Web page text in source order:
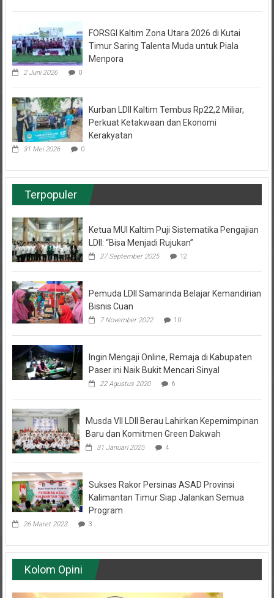
Timur Saring Talenta Muda untuk Piala
Menpora
2 Juni 2026 0
Perkuat Ketakwaan dan Ekonomi
Kerakyatan
31 Mei 2026 0
Terpopuler
LDII: “Bisa Menjadi Rujukan”
27 September 2025 12
Bisnis Cuan
7 November 2022
Paser ini Naik Bukit Mencari Sinyal
22 Agustus 2020 6
Baru dan Komitmen Green Dakwah
31 Januari 2025 4
Kalimantan Timur Siap Jalankan Semua
Program
26 Maret 2023 3
Kolom Opini